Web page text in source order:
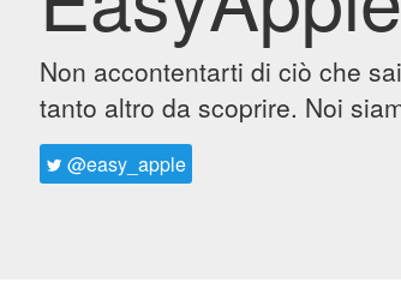
Non accontentarti di ciò che
tanto altro da scoprire. Noi
@easy_apple